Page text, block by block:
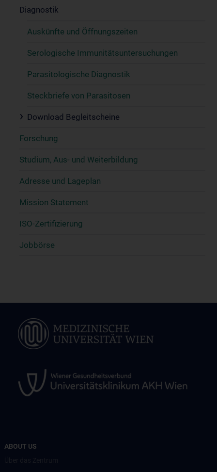
Diagnostik
Auskünfte und Öffnungszeiten
Serologische Immunitätsuntersuchungen
Parasitologische Diagnostik
Steckbriefe von Parasitosen
Download Begleitscheine
Forschung
Studium, Aus- und Weiterbildung
Adresse und Lageplan
Mission Statement
ISO-Zertifizierung
Jobbörse
ABOUT US